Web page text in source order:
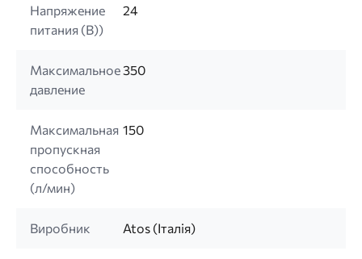
Напряжение
питания (B))
24
Максимальное
давление
350
Максимальная
пропускная
способность
(л/мин)
150
Виробник Atos (Італія)